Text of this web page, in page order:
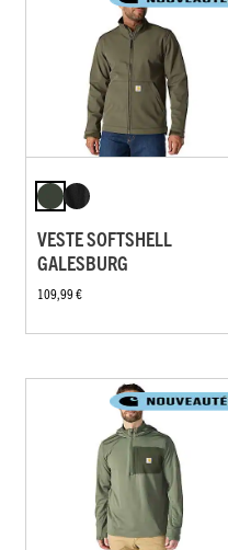
VESTE SOFTSHELL
GALESBURG
109,99 €